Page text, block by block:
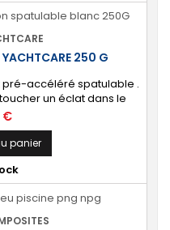
250 G
accéléré spatulable .
un éclat dans le
teinté avec une pâte
Fournit une couche
uniforme qui protège
de votre stratification
à...
€
panier